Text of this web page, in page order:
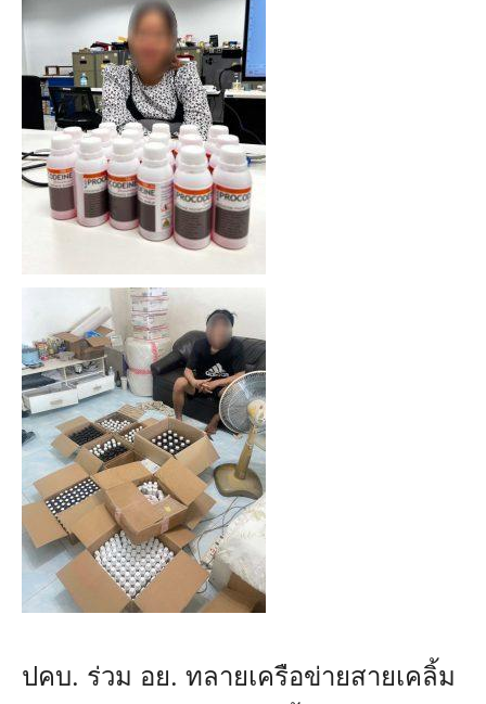
ปคบ. ร่วม อย. ทลายเครือข่ายสายเคลิ้ม